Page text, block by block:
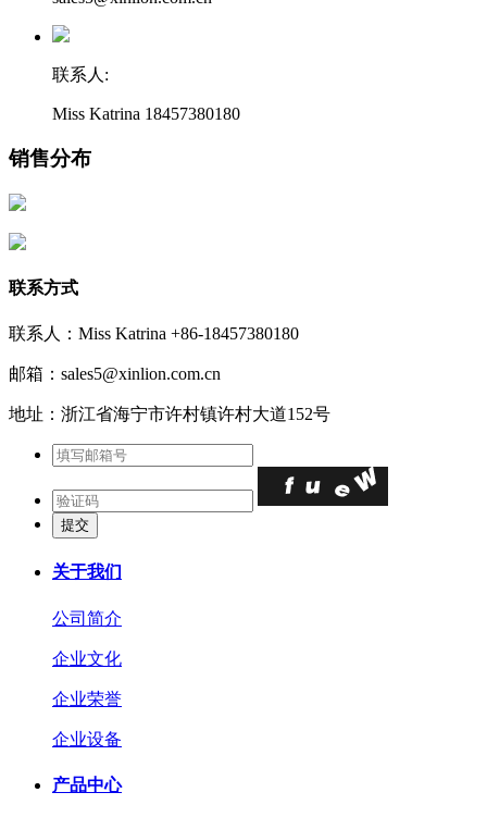
联系人:
Miss Katrina 18457380180
销售分布
联系方式
联系人：Miss Katrina +86-18457380180
邮箱：sales5@xinlion.com.cn
地址：浙江省海宁市许村镇许村大道152号
关于我们
公司简介
企业文化
企业荣誉
企业设备
产品中心